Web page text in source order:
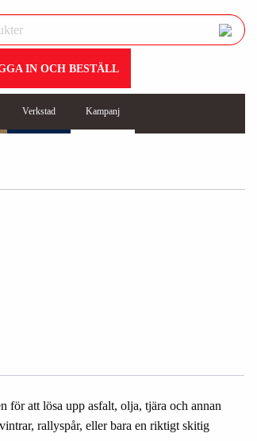
IN OCH BESTÄLL
Verkstad Kampanj
för att lösa upp asfalt, olja, tjära och annan
rallyspår, eller bara en riktigt skitig